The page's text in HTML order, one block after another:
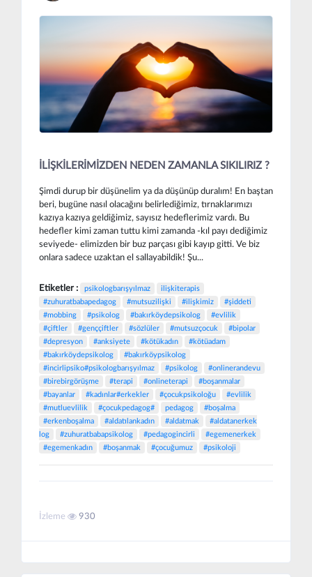
İLİŞKİLERİMİZDEN NEDEN ZAMANLA SIKILIRIZ ?
Şimdi durup bir düşünelim ya da düşünüp duralım! En baştan
beri, bugüne nasıl olacağını belirlediğimiz, tırnaklarımızı
kazıya kazıya geldiğimiz, sayısız hedeflerimiz vardı. Bu
hedefler kimi zaman tuttu kimi zamanda -kıl payı dediğimiz
seviyede- elimizden bir buz parçası gibi kayıp gitti. Ve biz
onlara sadece uzaktan el sallayabildik! Şu...
Etiketler : psikologbarışyılmaz
ilişkiterapis
#zuhuratbabapedagog
#mutsuzilişki #ilişkimiz
#şiddeti
#mobbing
#psikolog #bakırköydepsikolog
#evlilik
#çiftler
#genççiftler #sözlüler #mutsuzçocuk
#bipolar
#depresyon
#anksiyete #kötükadın
#kötüadam
#bakırköydepsikolog
#bakırköypsikolog
#incirlipsiko#psikologbarışyılmaz
#psikolog
#onlinerandevu
#birebirgörüşme
#terapi #onlineterapi
#boşanmalar
#bayanlar
#kadınlar#erkekler #çocukpsikoloğu
#evlilik
#mutluevlilik
#çocukpedagog# pedagog
#boşalma
#erkenboşalma
#aldatılankadın #aldatmak
#aldatanerkek
log
#zuhuratbabapsikolog #pedagogincirli
#egemenerkek
#egemenkadın
#boşanmak #çocuğumuz #psikoloji
İzleme 930